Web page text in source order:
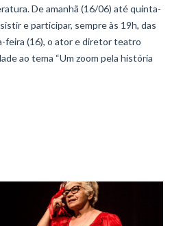
De amanhã (16/06) até quinta-
e participar, sempre às 19h, das
feira (16), o ator e diretor teatro
ao tema “Um zoom pela história